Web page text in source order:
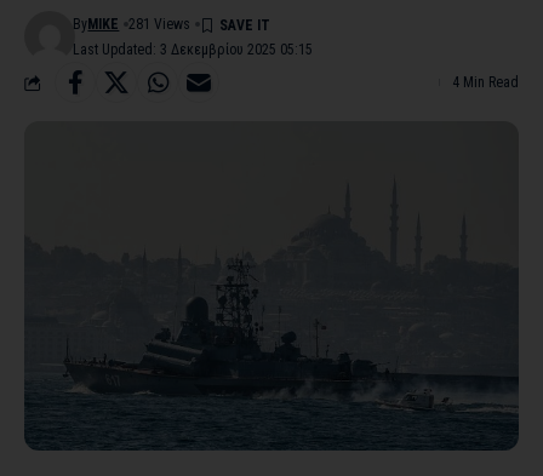
Last Updated: 3 Δεκεμβρίου 2025 05:15
By MIKE 281 Views
4 Min Read